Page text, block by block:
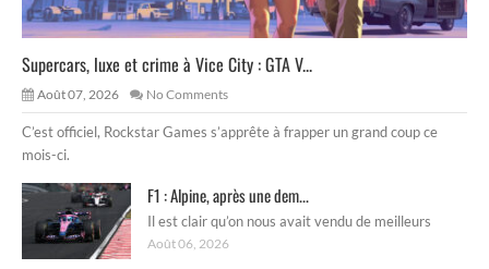
Supercars, luxe et crime à Vice City : GTA V...
Août 07, 2026 No Comments
C’est officiel, Rockstar Games s’apprête à frapper un grand coup ce
mois-ci.
F1 : Alpine, après une dem...
Il est clair qu’on nous avait vendu de meilleurs
Août 06, 2026